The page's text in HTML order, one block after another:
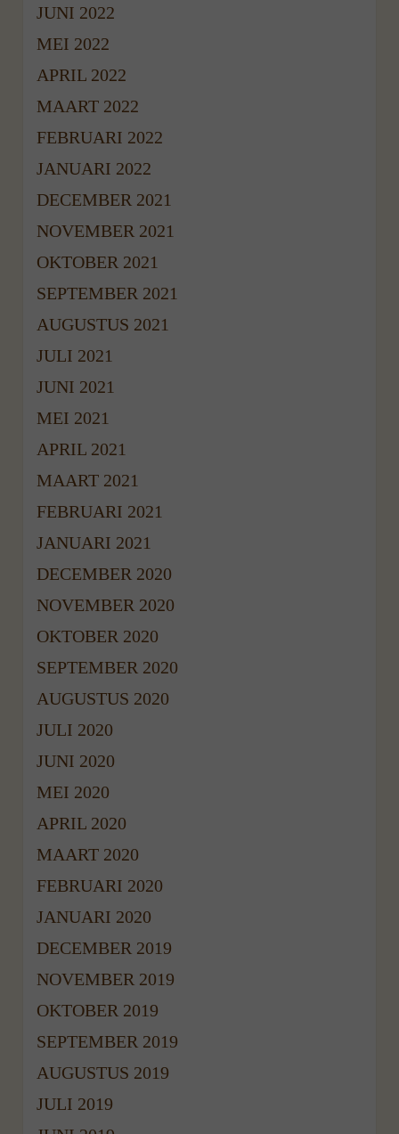
JUNI 2022
MEI 2022
APRIL 2022
MAART 2022
FEBRUARI 2022
JANUARI 2022
DECEMBER 2021
NOVEMBER 2021
OKTOBER 2021
SEPTEMBER 2021
AUGUSTUS 2021
JULI 2021
JUNI 2021
MEI 2021
APRIL 2021
MAART 2021
FEBRUARI 2021
JANUARI 2021
DECEMBER 2020
NOVEMBER 2020
OKTOBER 2020
SEPTEMBER 2020
AUGUSTUS 2020
JULI 2020
JUNI 2020
MEI 2020
APRIL 2020
MAART 2020
FEBRUARI 2020
JANUARI 2020
DECEMBER 2019
NOVEMBER 2019
OKTOBER 2019
SEPTEMBER 2019
AUGUSTUS 2019
JULI 2019